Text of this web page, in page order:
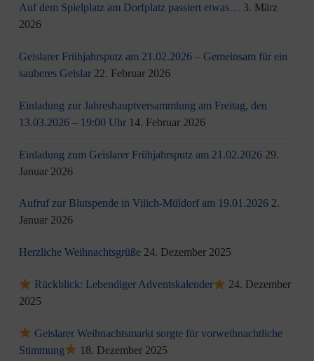
Auf dem Spielplatz am Dorfplatz passiert etwas… 3. März
2026
Geislarer Frühjahrsputz am 21.02.2026 – Gemeinsam für ein
sauberes Geislar 22. Februar 2026
Einladung zur Jahreshauptversammlung am Freitag, den
13.03.2026 – 19:00 Uhr 14. Februar 2026
Einladung zum Geislarer Frühjahrsputz am 21.02.2026 29.
Januar 2026
Aufruf zur Blutspende in Vilich-Müldorf am 19.01.2026 2.
Januar 2026
Herzliche Weihnachtsgrüße 24. Dezember 2025
Rückblick: Lebendiger Adventskalender
24. Dezember
2025
Geislarer Weihnachtsmarkt sorgte für vorweihnachtliche
Stimmung
18. Dezember 2025